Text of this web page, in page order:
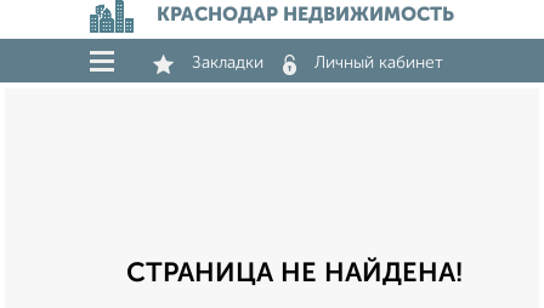
КРАСНОДАР НЕДВИЖИМОСТЬ
Закладки Личный кабинет
СТРАНИЦА НЕ НАЙДЕНА!